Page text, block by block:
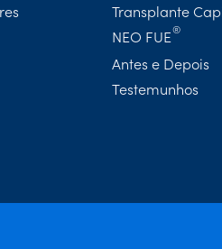
Transplante
NEO FUE
Antes e Depois
Testemunhos